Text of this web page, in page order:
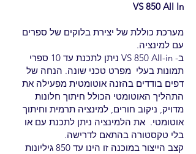
VS 850 All In
מערכת כוללת של יצירת בלוקים של ספרים
עם למינציה.
ב- VS 850 All-in ניתן לתכנת עד 10 ספרי
תמונות בעלי מפרט טכני שונה. הנחה של
דפים בודדים בהזנה אוטומטית מפעילה את
התהליך האוטומטי הכולל חיתוך חלונות
מדויק, ניקוב חורים, למינציה תרמית וחיתוך
אוטומטי. את הלמינציה ניתן לתכנת עם או
בלי טקסטורה בהתאם לדרישה.
קצב הייצור במוכנה זו הינו עד 850 גיליונות